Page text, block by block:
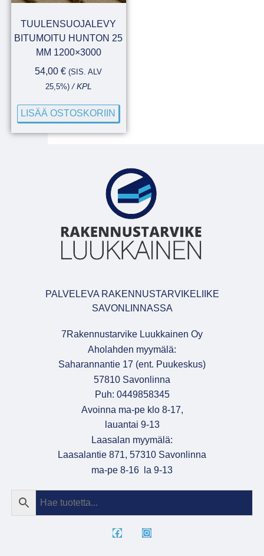
TUULENSUOJALEVY
BITUMOITU HUNTON 25
MM 1200×3000
54,00€ (SIS. ALV
25,5%)/ KPL
LISÄÄ OSTOSKORIIN
PALVELEVA RAKENNUSTARVIKELIIKE
SAVONLINNASSA
7Rakennustarvike Luukkainen Oy
Aholahden myymälä:
Saharannantie 17 (ent. Puukeskus)
57810 Savonlinna
Puh: 0449858345
Avoinna ma-pe klo 8-17,
lauantai 9-13
Laasalan myymälä:
Laasalantie 871, 57310 Savonlinna
ma-pe 8-16 la 9-13